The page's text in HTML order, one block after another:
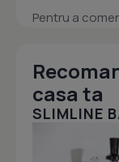
Pentru a
casa ta
SLIMLINE